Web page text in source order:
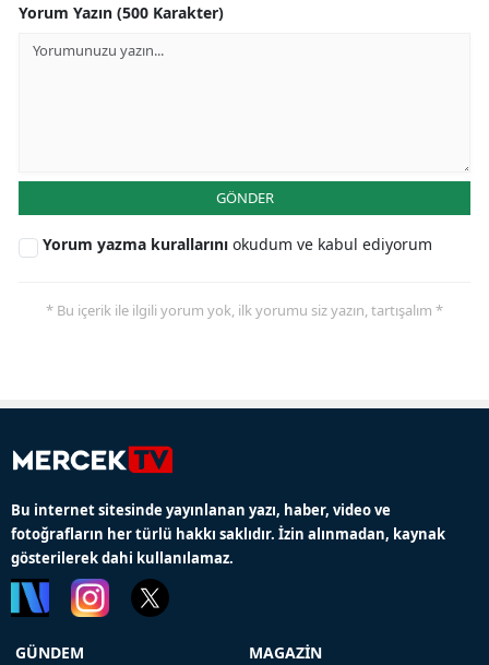
Yorum Yazın (500 Karakter)
GÖNDER
Yorum yazma kurallarını okudum ve kabul ediyorum
* Bu içerik ile ilgili yorum yok, ilk yorumu siz yazın, tartışalım *
Bu internet sitesinde yayınlanan yazı, haber, video ve
fotoğrafların her türlü hakkı saklıdır. İzin alınmadan, kaynak
gösterilerek dahi kullanılamaz.
GÜNDEM
MAGAZİN